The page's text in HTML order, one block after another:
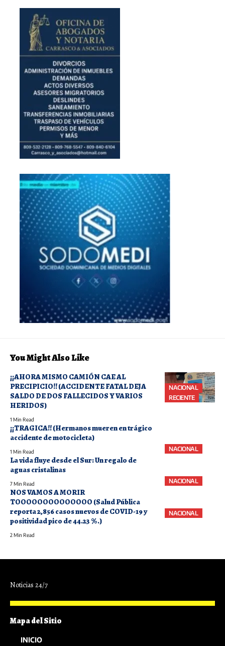
You Might Also Like
NACIONAL
RECIENTE
¡¡AHORA MISMO CAMIÓN CAE AL
PRECIPICIO!! (ACCIDENTE FATAL DEJA
SALDO DE DOS FALLECIDOS Y VARIOS
HERIDOS)
1 Min Read
NACIONAL
¡¡TRAGICA!! (Hermanos mueren en trágico
accidente de motocicleta)
1 Min Read
NACIONAL
La vida fluye desde el Sur: Un regalo de
aguas cristalinas
7 Min Read
NACIONAL
NOS VAMOS A MORIR
TOOOOOOOOOOOOOO (Salud Pública
reporta 2,856 casos nuevos de COVID-19 y
positividad pico de 44.23 %.)
2 Min Read
Noticias 24/7
Mapa del Sitio
INICIO